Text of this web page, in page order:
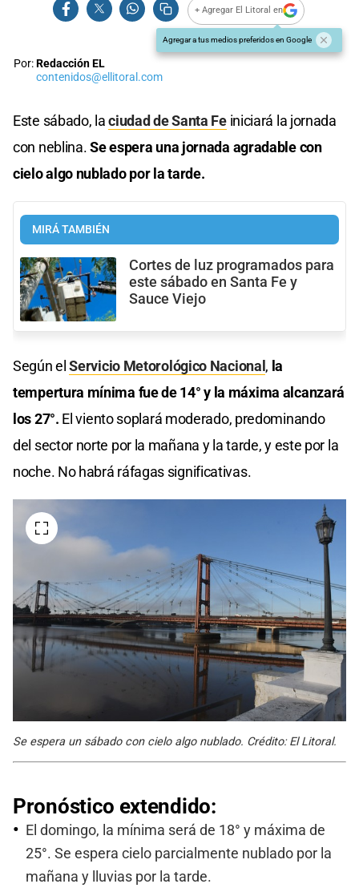
+ Agregar El Litoral en
Agregar a tus medios preferidos en Google
Por:Redacción EL
contenidos@ellitoral.com
Este sábado, laciudad de Santa Feiniciará la jornada
con neblina.Se espera una jornada agradable con
cielo algo nublado por la tarde.
MIRÁ TAMBIÉN
Cortes de luz programados para
este sábado en Santa Fe y
Sauce Viejo
Según elServicio Metorológico Nacional, la
tempertura mínima fue de 14° y la máxima alcanzará
los 27°. El viento soplará moderado, predominando
del sector norte por la mañana y la tarde, y este por la
noche. No habrá ráfagas significativas.
Se espera un sábado con cielo algo nublado. Crédito: El Litoral.
Pronóstico extendido:
El domingo, la mínima será de 18° y máxima de
25°. Se espera cielo parcialmente nublado por la
mañana y lluvias por la tarde.